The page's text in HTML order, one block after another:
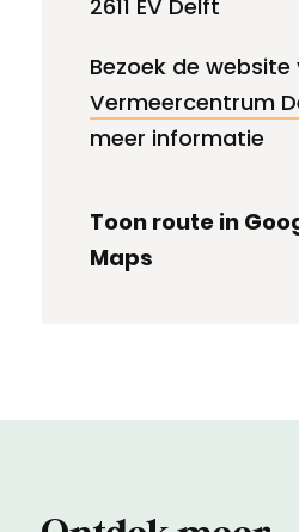
2611 EV Delft
Bezoek de website
Vermeercentrum
meer informatie
Toon route in
Maps